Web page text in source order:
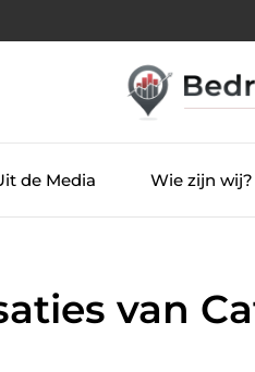
de Media Wie zijn wij?
van